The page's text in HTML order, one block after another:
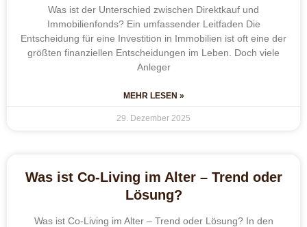
Was ist der Unterschied zwischen Direktkauf und
Immobilienfonds? Ein umfassender Leitfaden Die
Entscheidung für eine Investition in Immobilien ist oft eine der
größten finanziellen Entscheidungen im Leben. Doch viele
Anleger
MEHR LESEN »
29. Dezember 2025
Was ist Co-Living im Alter – Trend oder
Lösung?
Was ist Co-Living im Alter – Trend oder Lösung? In den